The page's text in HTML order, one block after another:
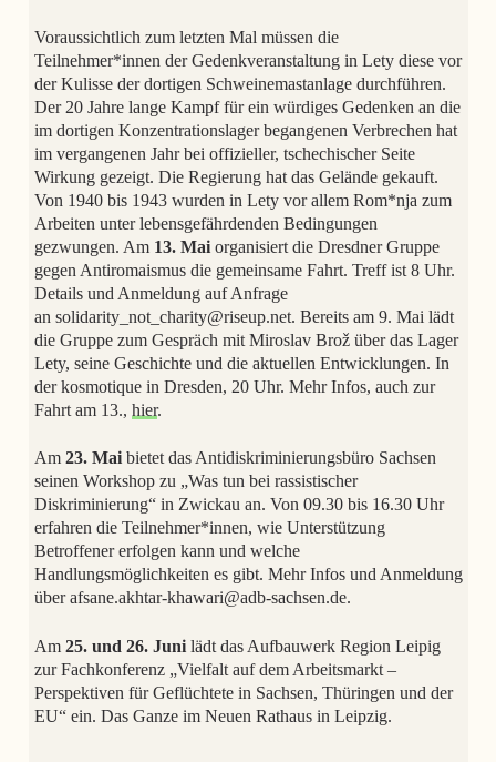
Voraussichtlich zum letzten Mal müssen die
Teilnehmer*innen der Gedenkveranstaltung in Lety diese vor
der Kulisse der dortigen Schweinemastanlage durchführen.
Der 20 Jahre lange Kampf für ein würdiges Gedenken an die
im dortigen Konzentrationslager begangenen Verbrechen hat
im vergangenen Jahr bei offizieller, tschechischer Seite
Wirkung gezeigt. Die Regierung hat das Gelände gekauft.
Von 1940 bis 1943 wurden in Lety vor allem Rom*nja zum
Arbeiten unter lebensgefährdenden Bedingungen
gezwungen. Am 13. Maiorganisiert die Dresdner Gruppe
gegen Antiromaismus die gemeinsame Fahrt. Treff ist 8 Uhr.
Details und Anmeldung auf Anfrage
an solidarity_not_charity@riseup.net. Bereits am 9. Mai lädt
die Gruppe zum Gespräch mit Miroslav Brož über das Lager
Lety, seine Geschichte und die aktuellen Entwicklungen. In
der kosmotique in Dresden, 20 Uhr. Mehr Infos, auch zur
Fahrt am 13., hier.
Am 23. Maibietet das Antidiskriminierungsbüro Sachsen
seinen Workshop zu „Was tun bei rassistischer
Diskriminierung“ in Zwickau an. Von 09.30 bis 16.30 Uhr
erfahren die Teilnehmer*innen, wie Unterstützung
Betroffener erfolgen kann und welche
Handlungsmöglichkeiten es gibt. Mehr Infos und Anmeldung
über afsane.akhtar-khawari@adb-sachsen.de.
Am 25. und 26. Junilädt das Aufbauwerk Region Leipig
zur Fachkonferenz „Vielfalt auf dem Arbeitsmarkt –
Perspektiven für Geflüchtete in Sachsen, Thüringen und der
EU“ ein. Das Ganze im Neuen Rathaus in Leipzig.